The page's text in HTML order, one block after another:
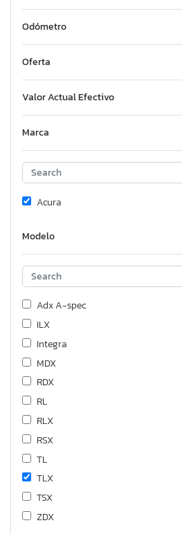
Odómetro
Oferta
Valor Actual Efectivo
Marca
Acura
Modelo
Adx A-spec
ILX
Integra
MDX
RDX
RL
RLX
RSX
TL
TLX
TSX
ZDX